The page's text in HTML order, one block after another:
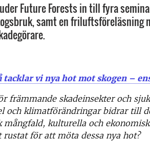
Future Forests in till fyra
samt en friluftsföreläsning
tacklar vi nya hot mot skogen –
främmande skadeinsekter och
och klimatförändringar bidrar till
kulturella och
för att möta dessa nya hot?